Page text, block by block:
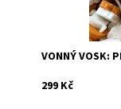
VONNÝ VOSK:
299 Kč